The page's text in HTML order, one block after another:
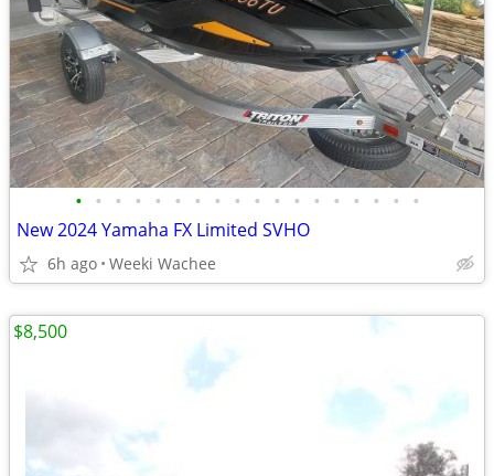
• • • • • • • • • • • • • • • • • •
New 2024 Yamaha FX Limited SVHO
6h ago Weeki Wachee
$8,500